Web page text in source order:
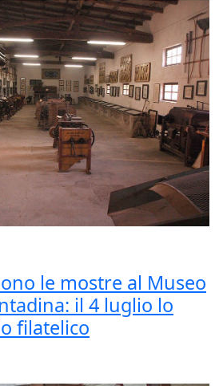
le mostre al Museo
il 4 luglio lo
filatelico